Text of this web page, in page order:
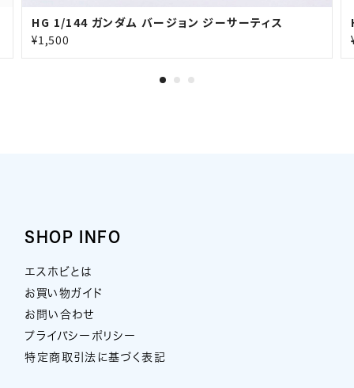
HG 1/144 ガンダム バージョン ジーサーティス
¥1,500
SHOP INFO
エスホビとは
お買い物ガイド
お問い合わせ
プライバシーポリシー
特定商取引法に基づく表記